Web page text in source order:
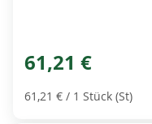
61,21 €
61,21 € / 1 Stück (St)